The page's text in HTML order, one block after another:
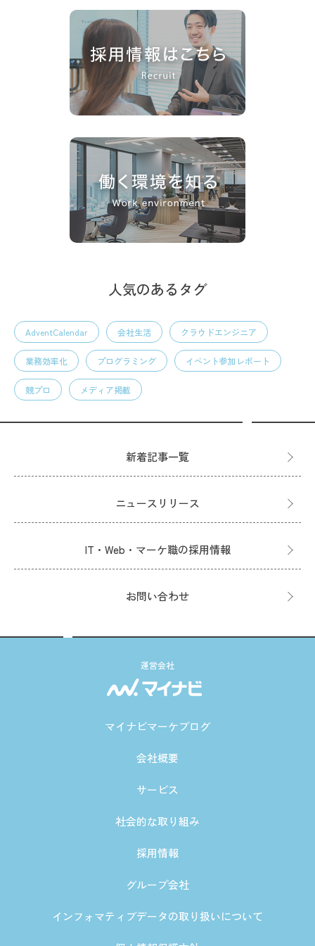
人気のあるタグ
AdventCalendar 会社生活 クラウドエンジニア
業務効率化 プログラミング イベント参加レポート
競プロ メディア掲載
新着記事一覧
ニュースリリース
IT・Web・マーケ職の採用情報
お問い合わせ
運営会社
マイナビマーケブログ
会社概要
サービス
社会的な取り組み
採用情報
グループ会社
インフォマティブデータの取り扱いについて